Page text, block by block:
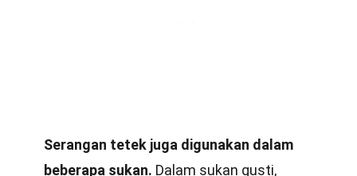
Serangan tetek juga digunakan dalam
beberapa sukan. Dalam sukan gusti,